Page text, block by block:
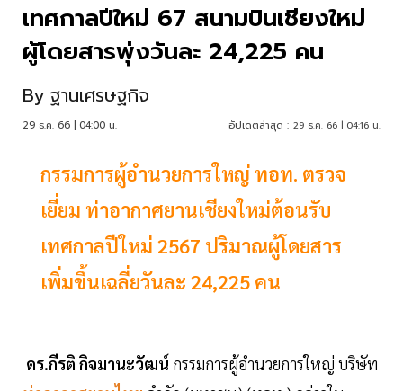
เทศกาลปีใหม่ 67 สนามบินเชียงใหม่
ผู้โดยสารพุ่งวันละ 24,225 คน
By ฐานเศรษฐกิจ
29 ธ.ค. 66 | 04:00 น. อัปเดตล่าสุด : 29 ธ.ค. 66 | 04:16 น.
กรรมการผู้อำนวยการใหญ่ ทอท. ตรวจ
เยี่ยม ท่าอากาศยานเชียงใหม่ต้อนรับ
เทศกาลปีใหม่ 2567 ปริมาณผู้โดยสาร
เพิ่มขึ้นเฉลี่ยวันละ 24,225 คน
ดร.กีรติ กิจมานะวัฒน์ กรรมการผู้อำนวยการใหญ่ บริษัท